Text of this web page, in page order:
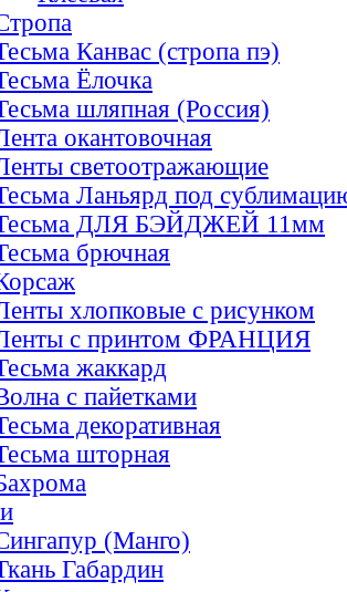
Канвас (стропа пэ)
Ёлочка
шляпная (Россия)
окантовочная
светоотражающие
Ланьярд под
ДЛЯ БЭЙДЖЕЙ 11мм
брючная
хлопковые с рисунком
с принтом ФРАНЦИЯ
жаккард
с пайетками
декоративная
шторная
(Манго)
Габардин